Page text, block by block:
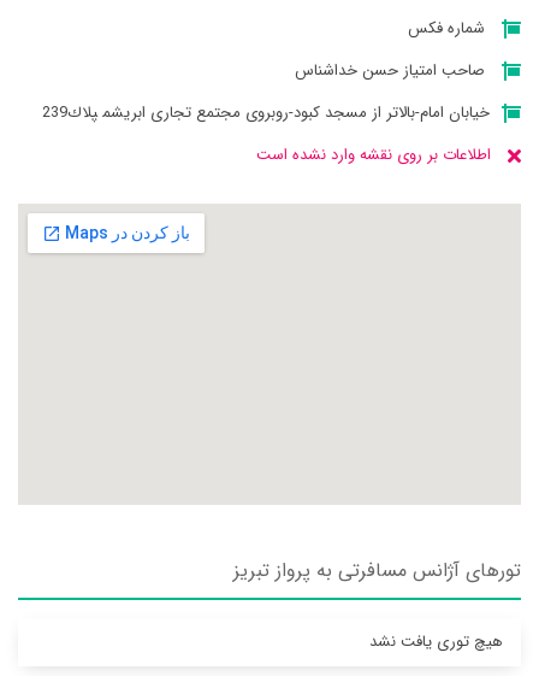
شماره فکس
صاحب امتیاز حسن خداشناس
خیابان امام-بالاتر از مسجد کبود-روبروی مجتمع تجاری ابریشم‍‍ ‍‍‍‍‍‍‍‍‍‍‍پلاك239
اطلاعات بر روی نقشه وارد نشده است
تورهای آژانس مسافرتی به پرواز تبريز
هیچ توری یافت نشد